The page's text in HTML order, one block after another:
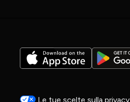
Le tue scelte sulla privacy